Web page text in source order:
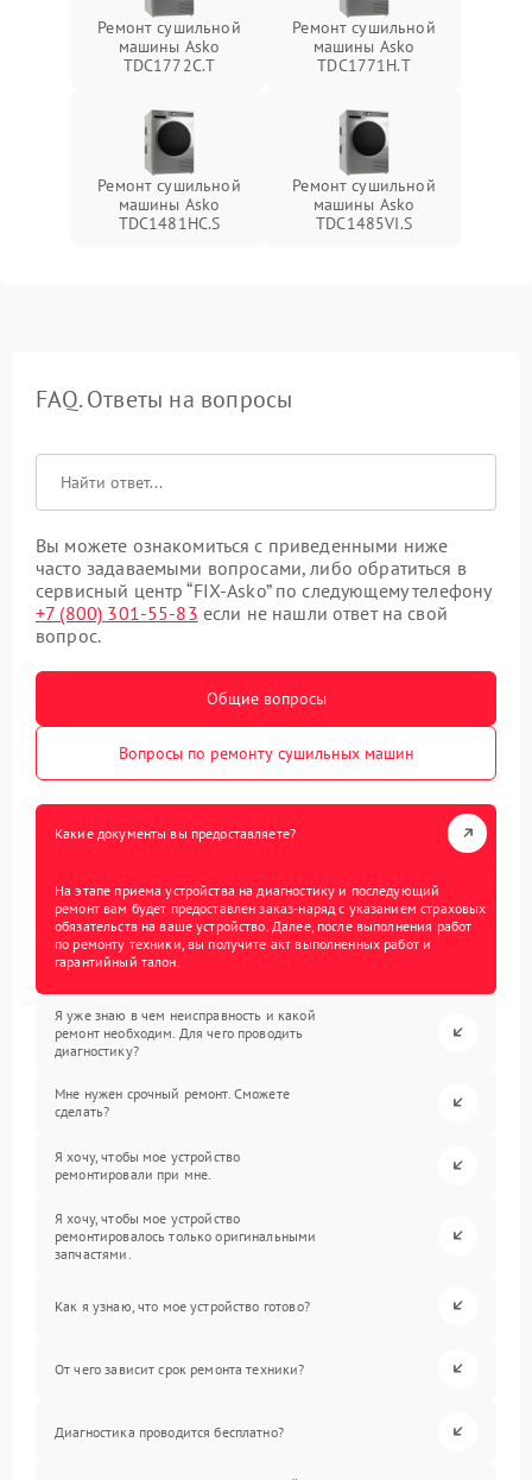
Ремонт сушильной
машины Asko
TDC1772C.T
Ремонт сушильной
машины Asko
TDC1771H.T
Ремонт сушильной
машины Asko
TDC1481HC.S
Ремонт сушильной
машины Asko
TDC1485VI.S
FAQ. Ответы на вопросы
Вы можете ознакомиться с приведенными ниже
часто задаваемыми вопросами, либо обратиться в
сервисный центр “FIX-Asko” по следующему телефону
+7 (800) 301-55-83 если не нашли ответ на свой
вопрос.
Общие вопросы
Вопросы по ремонту сушильных машин
Какие документы вы предоставляете?
На этапе приема устройства на диагностику и последующий
ремонт вам будет предоставлен заказ-наряд с указанием страховых
обязательств на ваше устройство. Далее, после выполнения работ
по ремонту техники, вы получите акт выполненных работ и
гарантийный талон.
Я уже знаю в чем неисправность и какой
ремонт необходим. Для чего проводить
диагностику?
Мне нужен срочный ремонт. Сможете
сделать?
Я хочу, чтобы мое устройство
ремонтировали при мне.
Я хочу, чтобы мое устройство
ремонтировалось только оригинальными
запчастями.
Как я узнаю, что мое устройство готово?
От чего зависит срок ремонта техники?
Диагностика проводится бесплатно?